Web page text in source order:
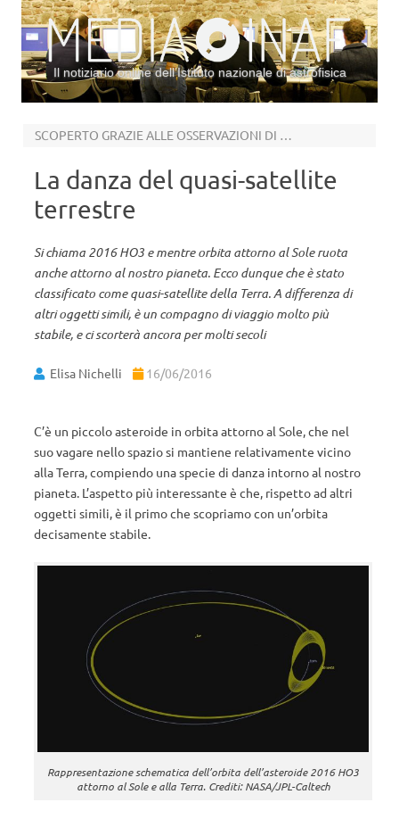
Il notiziario online dell’Istituto nazionale di astrofisica
SCOPERTO GRAZIE ALLE OSSERVAZIONI DI PAN-STARRS 1
La danza del quasi-satellite
terrestre
Si chiama 2016 HO3 e mentre orbita attorno al Sole ruota
anche attorno al nostro pianeta. Ecco dunque che è stato
classificato come quasi-satellite della Terra. A differenza di
altri oggetti simili, è un compagno di viaggio molto più
stabile, e ci scorterà ancora per molti secoli
Elisa Nichelli 16/06/2016
C’è un piccolo asteroide in orbita attorno al Sole, che nel
suo vagare nello spazio si mantiene relativamente vicino
alla Terra, compiendo una specie di danza intorno al nostro
pianeta. L’aspetto più interessante è che, rispetto ad altri
oggetti simili, è il primo che scopriamo con un’orbita
decisamente stabile.
Rappresentazione schematica dell’orbita dell’asteroide 2016 HO3
attorno al Sole e alla Terra. Crediti: NASA/JPL-Caltech